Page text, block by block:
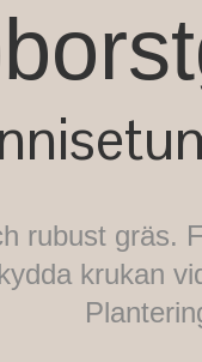
rubust gräs.
krukan